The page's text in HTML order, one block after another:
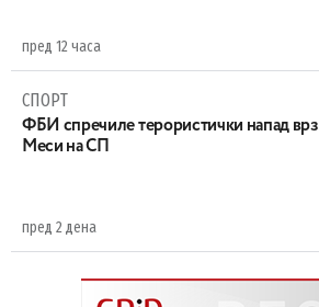
пред 12 часа
СПОРТ
ФБИ спречиле терористички напад врз
Меси на СП
пред 2 дена